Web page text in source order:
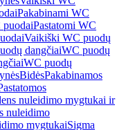
Pakabinami WC
puodaiPastatomi WC
Vaikiški WC puodų
dangčiaiWC puodų
WC puodų
BidėsPakabinamos
nuleidimo mygtukai ir
nuleidimo
mygtukaiSigma